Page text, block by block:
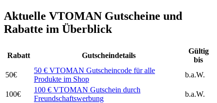
Aktuelle VTOMAN Gutscheine und
Rabatte im Überblick
Rabatt Gutscheindetails
Gültig
bis
50€
50 € VTOMAN Gutscheincode für alle
Produkte im Shop
b.a.W.
100€
100 € VTOMAN Gutschein durch
Freundschaftswerbung
b.a.W.